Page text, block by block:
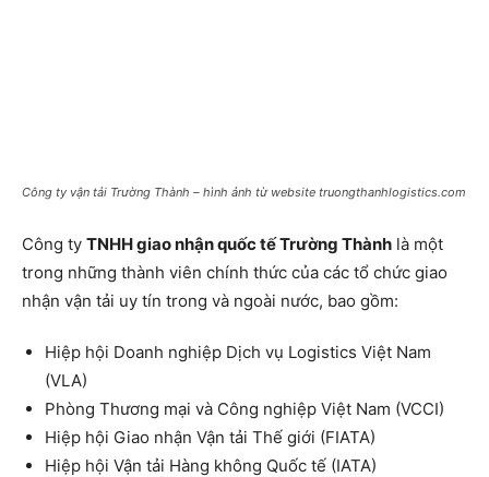
Công ty vận tải Trường Thành – hình ảnh từ website truongthanhlogistics.com
Công ty TNHH giao nhận quốc tế Trường Thành là một
trong những thành viên chính thức của các tổ chức giao
nhận vận tải uy tín trong và ngoài nước, bao gồm:
Hiệp hội Doanh nghiệp Dịch vụ Logistics Việt Nam
(VLA)
Phòng Thương mại và Công nghiệp Việt Nam (VCCI)
Hiệp hội Giao nhận Vận tải Thế giới (FIATA)
Hiệp hội Vận tải Hàng không Quốc tế (IATA)